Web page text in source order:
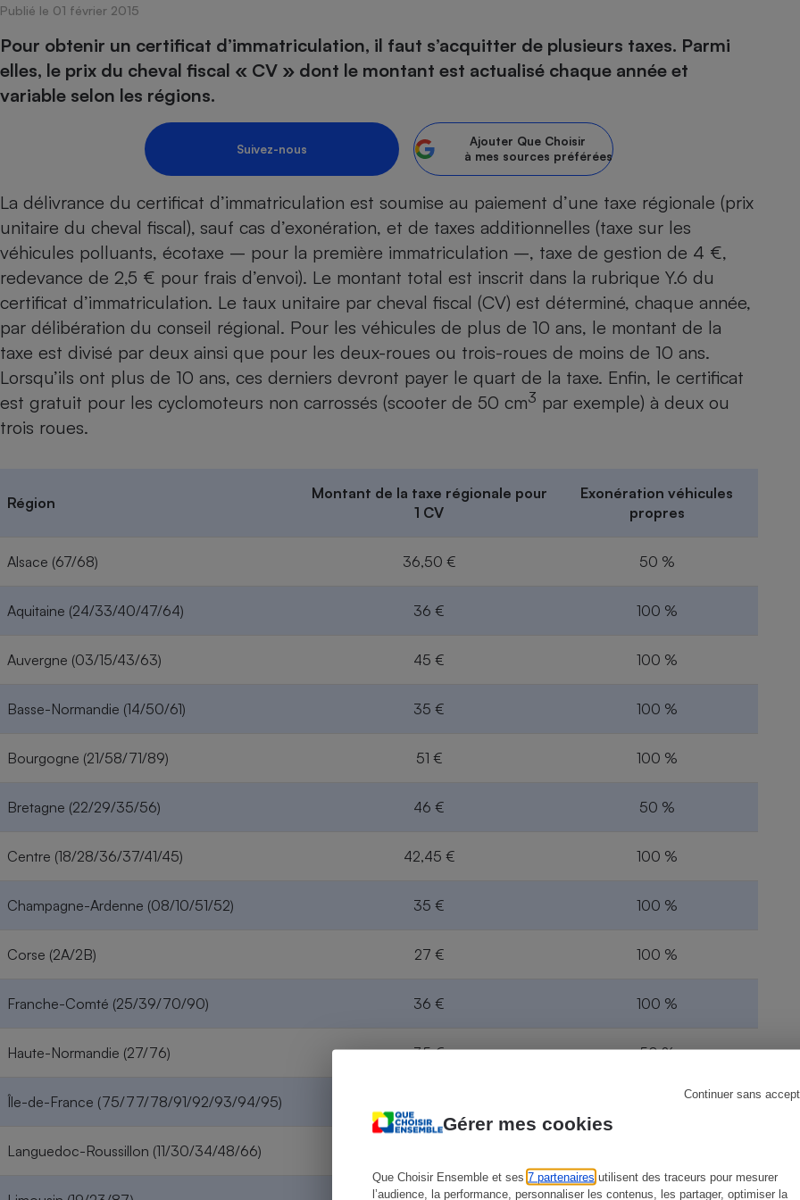
Gérer mes cookies
Que Choisir Ensemble et ses 7 partenaires utilisent des traceurs pour mesurer
l’audience, la performance, personnaliser les contenus, les partager, optimiser la
Continuer sans
Publié le 01 février 2015
Pour obtenir un certificat d’immatriculation, il faut s’acquitter de plusieurs taxes. Parmi
elles, le prix du cheval fiscal « CV » dont le montant est actualisé chaque année et
variable selon les régions.
Suivez-nous
Ajouter Que Choisir
à mes sources préférées
La délivrance du certificat d’immatriculation est soumise au paiement d’une taxe régionale (prix
unitaire du cheval fiscal), sauf cas d’exonération, et de taxes additionnelles (taxe sur les
véhicules polluants, écotaxe – pour la première immatriculation –, taxe de gestion de 4 €,
redevance de 2,5 € pour frais d’envoi). Le montant total est inscrit dans la rubrique Y.6 du
certificat d’immatriculation. Le taux unitaire par cheval fiscal (CV) est déterminé, chaque année,
par délibération du conseil régional. Pour les véhicules de plus de 10 ans, le montant de la
taxe est divisé par deux ainsi que pour les deux-roues ou trois-roues de moins de 10 ans.
Lorsqu’ils ont plus de 10 ans, ces derniers devront payer le quart de la taxe. Enfin, le certificat
est gratuit pour les cyclomoteurs non carrossés (scooter de 50 cm3 par exemple) à deux ou
trois roues.
Région
Montant de la taxe régionale pour
1 CV
Exonération véhicules
propres
Alsace (67/68) 36,50 € 50 %
Aquitaine (24/33/40/47/64) 36 € 100 %
Auvergne (03/15/43/63) 45 € 100 %
Basse-Normandie (14/50/61) 35 € 100 %
Bourgogne (21/58/71/89) 51 € 100 %
Bretagne (22/29/35/56) 46 € 50 %
Centre (18/28/36/37/41/45) 42,45 € 100 %
Champagne-Ardenne (08/10/51/52) 35 € 100 %
Corse (2A/2B) 27 € 100 %
Franche-Comté (25/39/70/90) 36 € 100 %
Haute-Normandie (27/76) 35 € 50 %
Île-de-France (75/77/78/91/92/93/94/95)
Languedoc-Roussillon (11/30/34/48/66)
Champagne - Comment choisir une
bouteille de champagne
Assurance emprunteur Assurance vie
Banque en ligne
Gros électroménager
Petit électroménager - Ustensile
Lave-linge Lave-vaisselle
Plaque de cuisson à
Four encastrable
Téléphonie
Téléviseur Ordinateur portable
Matelas Poêle à granulés
Radiateur électrique Électricité - Gaz
Mutuelle Aide auditive
Antimoustique Crème solaire